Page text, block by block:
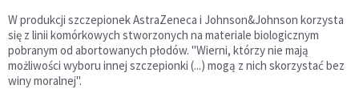
W produkcji szczepionek AstraZeneca i Johnson&Johnson korzysta
się z linii komórkowych stworzonych na materiale biologicznym
pobranym od abortowanych płodów. "Wierni, którzy nie mają
możliwości wyboru innej szczepionki (...) mogą z nich skorzystać bez
winy moralnej".